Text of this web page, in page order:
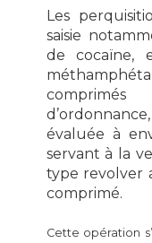
Les
saisie
de cocaïne,
évaluée à
servant à la
type revolver
comprimé.
Cette opération